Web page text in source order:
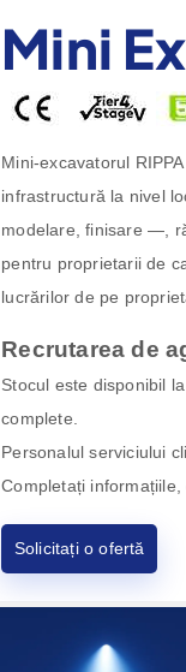
Mini
Mini-excavatorul
infrastructură la nivel
modelare, finisare —,
pentru proprietarii de
lucrărilor de pe
Recrutarea de
Stocul este disponibil
complete.
Personalul serviciului
Completați
Solicitați o ofertă